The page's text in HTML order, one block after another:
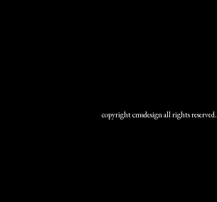
copyright cmsdesign all rights reserved.